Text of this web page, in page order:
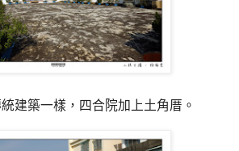
建築一樣，四合院加上土角厝。